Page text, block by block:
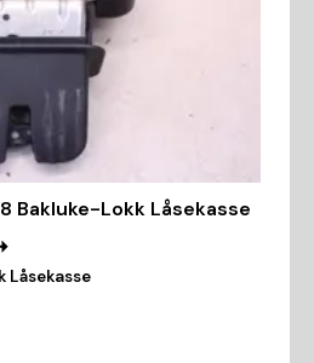
Bakluke-Lokk Låsekasse
Låsekasse